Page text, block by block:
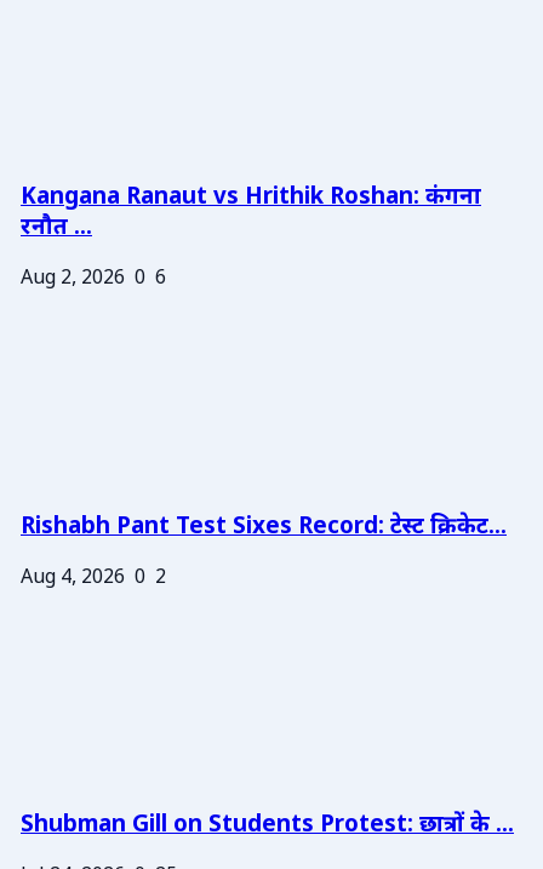
Kangana Ranaut vs Hrithik Roshan: कंगना
रनौत ...
Aug 2, 2026 0 6
Rishabh Pant Test Sixes Record: टेस्ट क्रिकेट...
Aug 4, 2026 0 2
Shubman Gill on Students Protest: छात्रों के ...